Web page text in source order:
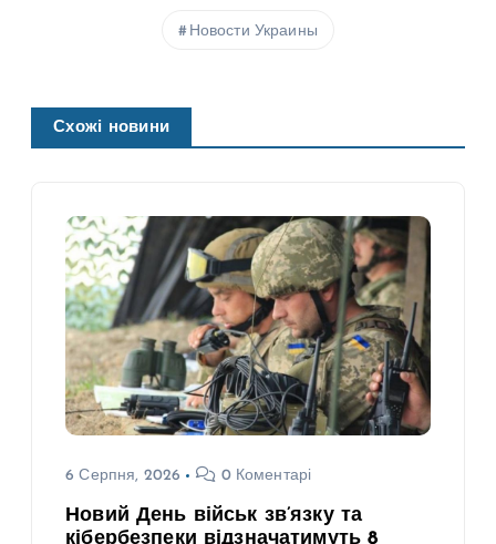
Новости Украины
Схожі новини
6 Серпня, 2026 0 Коментарі
Новий День військ зв’язку та
кібербезпеки відзначатимуть 8